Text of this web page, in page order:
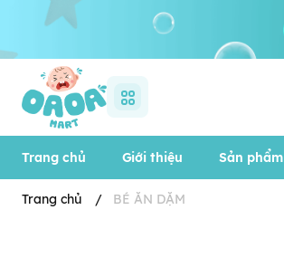
Trang chủ Giới thiệu Sản phẩm
Trang chủ / BÉ ĂN DẶM